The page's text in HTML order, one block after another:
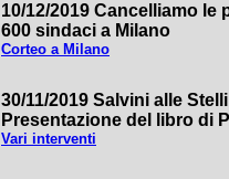
10/12/2019 Cancelliamo le
600 sindaci a Milano
Corteo a Milano
30/11/2019 Salvini alle
Presentazione del libro di
Vari interventi